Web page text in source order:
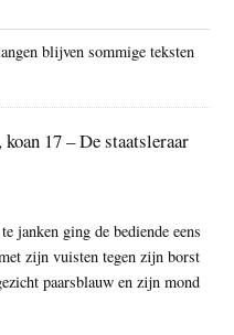
blijven sommige teksten
17 – De staatsleraar
janken ging de bediende eens
zijn vuisten tegen zijn borst
paarsblauw en zijn mond